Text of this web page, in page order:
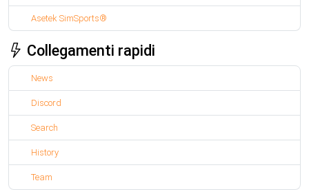
Asetek SimSports®
Collegamenti rapidi
News
Discord
Search
History
Team